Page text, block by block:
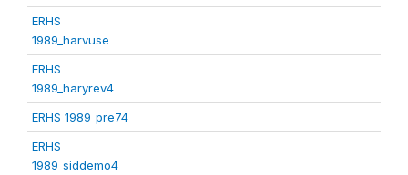
ERHS
1989_harvuse
ERHS
1989_haryrev4
ERHS 1989_pre74
ERHS
1989_siddemo4